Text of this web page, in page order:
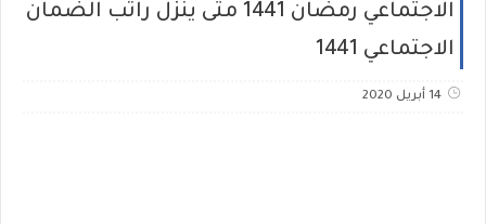
الاجتماعي رمضان 1441 متى ينزل راتب الضمان
الاجتماعي 1441
14 أبريل 2020